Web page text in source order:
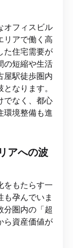
オフィスビル
リアで働く高
た住宅需要が
の短縮や生活
屋駅徒歩圏内
なります。
でなく、都心
環境整備も進
アへの波
をもたらす一
孕んでいま
分圏内の「超
ら資産価値が